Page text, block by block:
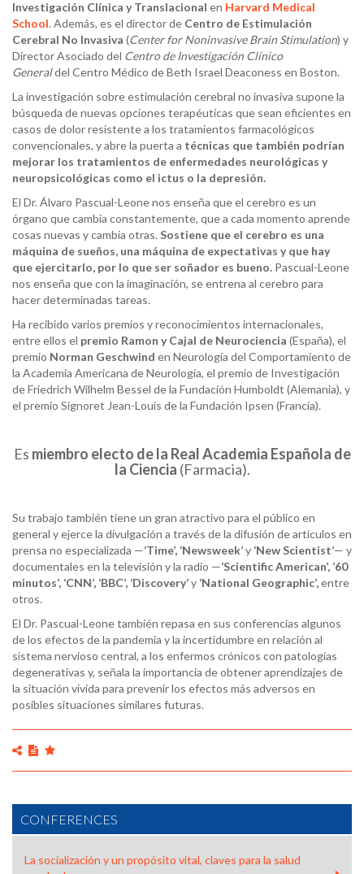
Investigación Clínica y Translacional en Harvard Medical
School. Además, es el director de Centro de Estimulación
Cerebral No Invasiva (Center for Noninvasive Brain Stimulation) y
Director Asociado del Centro de Investigación Clínico
Generaldel Centro Médico de Beth Israel Deaconess en Boston.
La investigación sobre estimulación cerebral no invasiva supone la
búsqueda de nuevas opciones terapéuticas que sean eficientes en
casos de dolor resistente a los tratamientos farmacológicos
convencionales, y abre la puerta a técnicas que también podrían
mejorar los tratamientos de enfermedades neurológicas y
neuropsicológicas como el ictus o la depresión.
El Dr. Álvaro Pascual-Leone nos enseña que el cerebro es un
órgano que cambia constantemente, que a cada momento aprende
cosas nuevas y cambia otras. Sostiene que el cerebro es una
máquina de sueños, una máquina de expectativas y que hay
que ejercitarlo, por lo que ser soñador es bueno. Pascual-Leone
nos enseña que con la imaginación, se entrena al cerebro para
hacer determinadas tareas.
Ha recibido varios premios y reconocimientos internacionales,
entre ellos el premio Ramon y Cajal de Neurociencia (España), el
premio Norman Geschwind en Neurología del Comportamiento de
la Academia Americana de Neurología, el premio de Investigación
de Friedrich Wilhelm Bessel de la Fundación Humboldt (Alemania), y
el premio Signoret Jean-Louis de la Fundación Ipsen (Francia).
Es miembro electo de la Real Academia Española de
la Ciencia (Farmacia).
Su trabajo también tiene un gran atractivo para el público en
general y ejerce la divulgación a través de la difusión de artículos en
prensa no especializada —‘Time’, ‘Newsweek’y ‘New Scientist’— y
documentales en la televisión y la radio —‘Scientific American’, ’60
minutos’, ‘CNN’, ‘BBC’, ‘Discovery’y ‘National Geographic’,entre
otros.
El Dr. Pascual-Leone también repasa en sus conferencias algunos
de los efectos de la pandemia y la incertidumbre en relación al
sistema nervioso central, a los enfermos crónicos con patologías
degenerativas y, señala la importancia de obtener aprendizajes de
la situación vivida para prevenir los efectos más adversos en
posibles situaciones similares futuras.
CONFERENCES
La socialización y un propósito vital, claves para la salud